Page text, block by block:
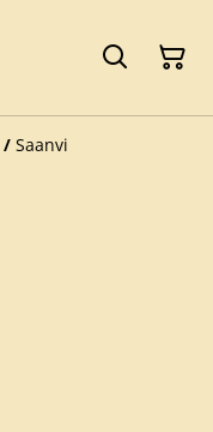
/ Saanvi